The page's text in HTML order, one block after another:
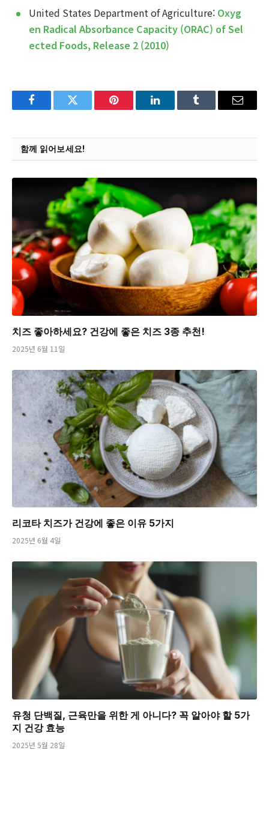
United States Department of Agriculture: Oxyg
en Radical Absorbance Capacity (ORAC) of Sel
ected Foods, Release 2 (2010)
FacebookTwitter Pinterest LinkedInTumblr Email
함께 읽어보세요!
치즈 좋아하세요? 건강에 좋은 치즈 3종 추천!
2025년 6월 11일
리코타 치즈가 건강에 좋은 이유 5가지
2025년 6월 4일
유청 단백질, 근육만을 위한 게 아니다? 꼭 알아야 할 5가
지 건강 효능
2025년 5월 28일